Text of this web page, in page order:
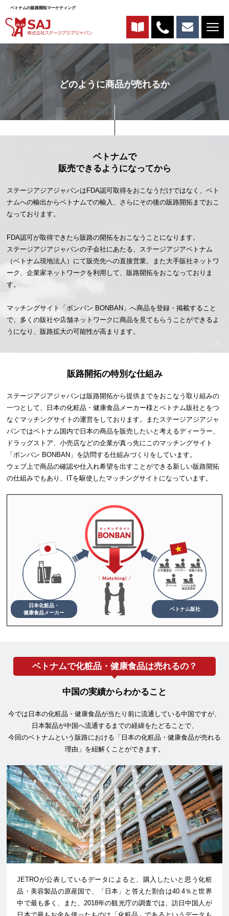
ベトナムの販路開拓マーケティング
どのように商品が売れるか
ベトナムで
販売できるようになってから
ステージアジアジャパンはFDA認可取得をおこなうだけではなく、ベト
ナムへの輸出からベトナムでの輸入、さらにその後の販路開拓までおこ
なっております。
FDA認可が取得できたら販路の開拓をおこなうことになります。
ステージアジアジャパンの子会社にあたる、ステージアジアベトナム
（ベトナム現地法人）にて販売先への直接営業、また大手販社ネットワ
ーク、企業家ネットワークを利用して、販路開拓をおこなっておりま
す。
マッチングサイト「ボンバン BONBAN」へ商品を登録・掲載すること
で、多くの販社や店舗ネットワークに商品を見てもらうことができるよ
うになり、販路拡大の可能性が高まります。
販路開拓の特別な仕組み
ステージアジアジャパンは販路開拓から提供までをおこなう取り組みの
一つとして、日本の化粧品・健康食品メーカー様とベトナム販社とをつ
なぐマッチングサイトの運営をしております。またステージアジアジャ
パンではベトナム国内で日本の商品を販売したいと考えるディーラー、
ドラッグストア、小売店などの企業が真っ先にこのマッチングサイト
「ボンバン BONBAN」を訪問する仕組みづくりをしています。
ウェブ上で商品の確認や仕入れ希望を出すことができる新しい販路開拓
の仕組みでもあり、ITを駆使したマッチングサイトになっています。
日本化粧品・
健康食品メーカー
ベトナム販社
ベトナムで化粧品・健康食品は売れるの？
中国の実績からわかること
今では日本の化粧品・健康食品が当たり前に流通している中国ですが、
日本製品が中国へ流通するまでの経緯をたどることで、
今回のベトナムという販路における「日本の化粧品・健康食品が売れる
理由」を紐解くことができます。
JETROが公表しているデータによると、購入したいと思う化粧
品・美容製品の原産国で、「日本」と答えた割合は40.4％と世界
中で最も多く、また、2018年の観光庁の調査では、訪日中国人が